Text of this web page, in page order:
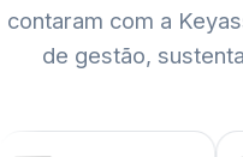
contaram com a
de gestão,